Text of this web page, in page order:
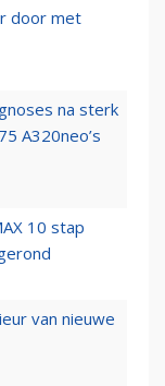
door met
na sterk
A320neo’s
10 stap
van nieuwe